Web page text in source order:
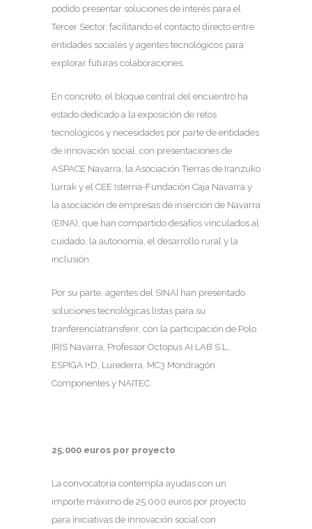
podido presentar soluciones de interés para el
Tercer Sector, facilitando el contacto directo entre
entidades sociales y agentes tecnológicos para
explorar futuras colaboraciones.
En concreto, el bloque central del encuentro ha
estado dedicado a la exposición de retos
tecnológicos y necesidades por parte de entidades
de innovación social, con presentaciones de
ASPACE Navarra, la Asociación Tierras de Iranzuko
lurrak y el CEE Isterria-Fundación Caja Navarra y
la asociación de empresas de inserción de Navarra
(EINA), que han compartido desafíos vinculados al
cuidado, la autonomía, el desarrollo rural y la
inclusión.
Por su parte, agentes del SINAI han presentado
soluciones tecnológicas listas para su
tranferenciatransferir, con la participación de Polo
IRIS Navarra, Professor Octopus AI LAB S.L.,
ESPIGA I+D, Lurederra, MC3 Mondragón
Componentes y NAITEC.
25.000 euros por proyecto
La convocatoria contempla ayudas con un
importe máximo de 25.000 euros por proyecto
para iniciativas de innovación social con